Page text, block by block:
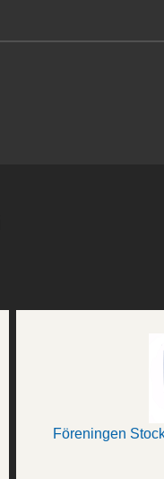
Föreningen